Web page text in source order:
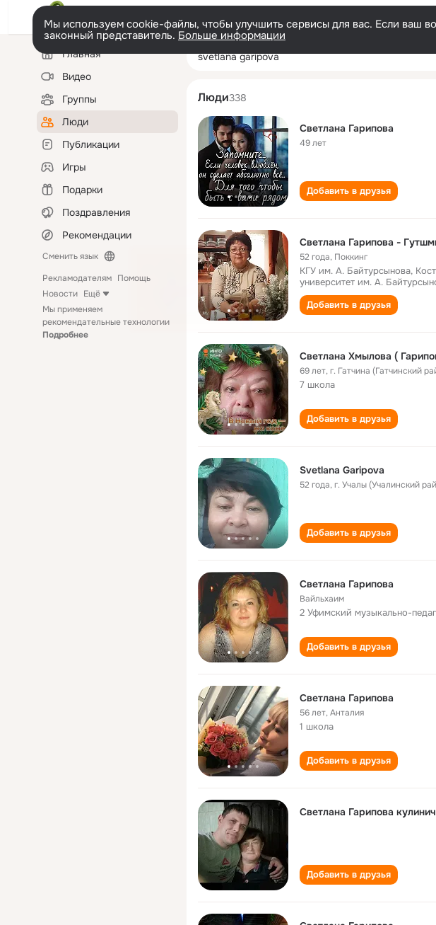
Мы используем cookie-файлы, чтобы улучшить сервисы для вас. Если ваш
законный представитель. Больше информации
Левая
колонкаГлавная
Видео
Группы
Люди
Публикации
Игры
Подарки
Поздравления
Рекомендации
Сменить язык
Рекламодателям Помощь
Новости Ещё
Мы применяем
рекомендательные технологии
Подробнее
svetlana garipova
Люди338
Светлана Гарипова
49 лет
Добавить в друзья
Светлана Гарипова -
52 года, Поккинг
КГУ им. А. Байтурсынова,
университет им. А.
Добавить в друзья
Светлана Хмылова (
69 лет,г. Гатчина (Гатчинский
7 школа
Добавить в друзья
Svetlana Garipova
52 года,г. Учалы (Учалинский
Добавить в друзья
Светлана Гарипова
Вайльхаим
2 Уфимский музыкально-
Добавить в друзья
Светлана Гарипова
56 лет,Анталия
1 школа
Добавить в друзья
Светлана Гарипова кулинич
Добавить в друзья